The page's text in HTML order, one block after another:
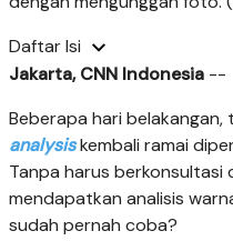
Daftar Isi
Jakarta, CNN Indonesia --
Beberapa hari belakangan,
analysiskembali ramai
Tanpa harus berkonsultasi
mendapatkan analisis
sudah pernah coba?